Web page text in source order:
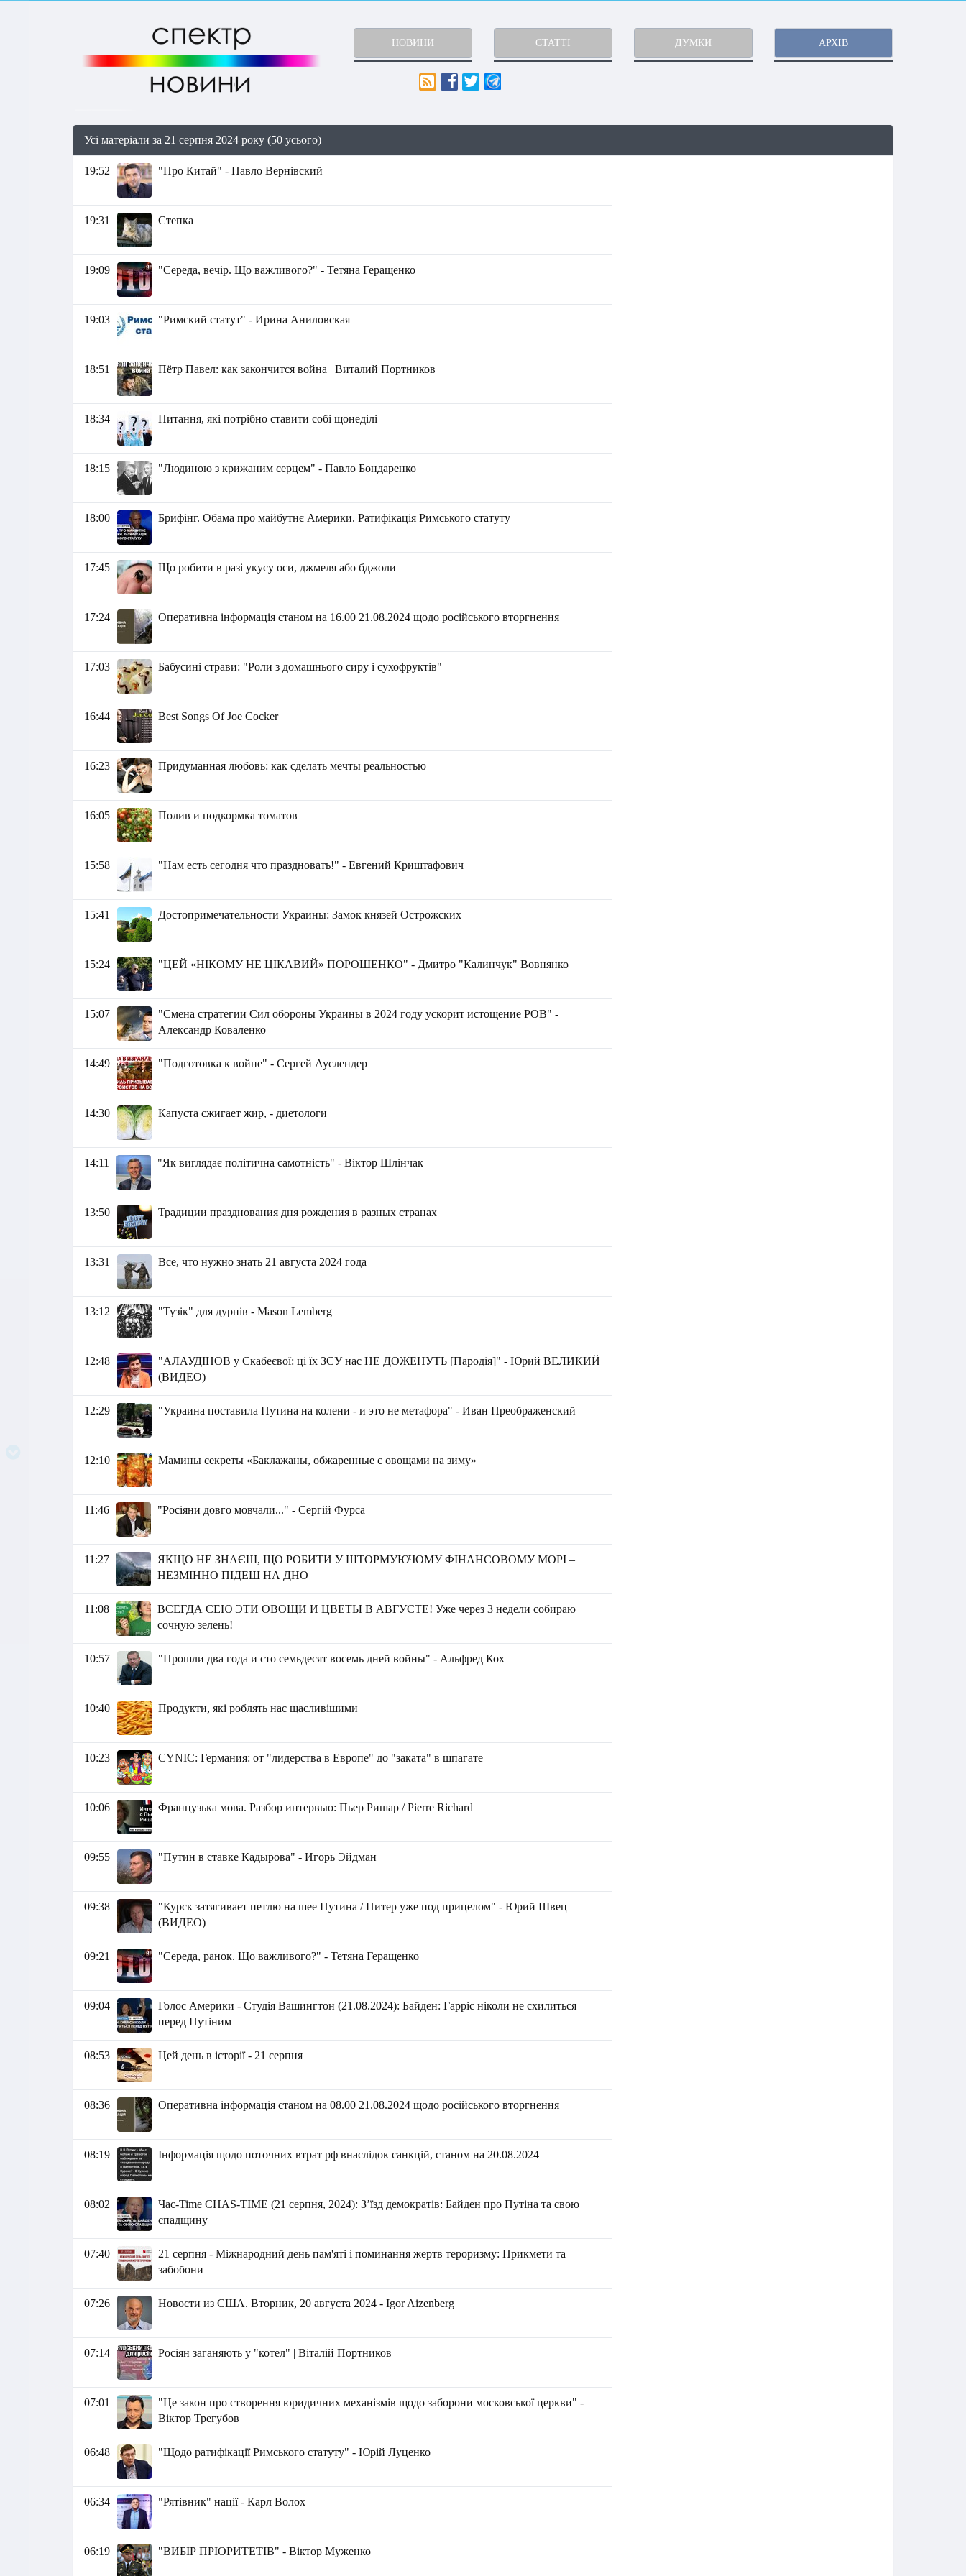
НОВИНИ СТАТТІ ДУМКИ АРХІВ
Усі матеріали за 21 серпня 2024 року (50 усього)
19:52 "Про Китай" - Павло Вернівский
19:31 Степка
19:09 "Середа, вечір. Що важливого?" - Тетяна Геращенко
19:03 "Римский статут" - Ирина Аниловская
18:51 Пётр Павел: как закончится война | Виталий Портников
18:34 Питання, які потрібно ставити собі щонеділі
18:15 "Людиною з крижаним серцем" - Павло Бондаренко
18:00 Брифінг. Обама про майбутнє Америки. Ратифікація Римського статуту
17:45 Що робити в разі укусу оси, джмеля або бджоли
17:24 Оперативна інформація станом на 16.00 21.08.2024 щодо російського вторгнення
17:03 Бабусині страви: "Роли з домашнього сиру і сухофруктів"
16:44 Best Songs Of Joe Cocker
16:23 Придуманная любовь: как сделать мечты реальностью
16:05 Полив и подкормка томатов
15:58 "Нам есть сегодня что праздновать!" - Евг ений Криштафович
15:41 Достопримечательности Украины: Замок князей Острожских
15:24 "ЦЕЙ «НІКОМУ НЕ ЦІКАВИЙ» ПОРОШЕНКО" - Дмитро "Калинчук" Вовнянко
15:07
"Cмена стратегии Сил обороны Украины в 2024 году ускорит истощение РОВ" -
Александр Коваленко
14:49 "Подготовка к войне" - Сергей Ауслендер
14:30 Капуста сжигает жир, - диетологи
14:11 "Як виглядає політична самотність" - Віктор Шлінчак
13:50 Традиции празднования дня рождения в разных странах
13:31 Все, что нужно знать 21 августа 2024 года
13:12 "Тузік" для дурнів - Маson Lemberg
12:48
"АЛАУДІНОВ у Скабеєвої: ці їх ЗСУ нас НЕ ДОЖЕНУТЬ [Пародія]" - Юрий ВЕЛИКИЙ
(ВИДЕО)
12:29 "Украина поставила Путина на колени - и это не метафора" - Иван Преображенский
12:10 Мамины секреты «Баклажаны, обжаренные с овощами на зиму»
11:46 "Росіяни довго мовчали..." - Сергій Фурса
11:27
ЯКЩО НЕ ЗНАЄШ, ЩО РОБИТИ У ШТОРМУЮЧОМУ ФІНАНСОВОМУ МОРІ –
НЕЗМІННО ПІДЕШ НА ДНО
11:08
ВСЕГДА СЕЮ ЭТИ ОВОЩИ И ЦВЕТЫ В АВГУСТЕ! Уже через 3 недели собираю
сочную зелень!
10:57 "Прошли два года и сто семьдесят восемь дней войны" - Альфред Кох
10:40 Продукти, які роблять нас щасливішими
10:23 СYNIC: Германия: от "лидерства в Европе" до "заката" в шпагате
10:06 Французька мова. Разбор интервью: Пьер Ришар / Pierre Richard
09:55 "Путин в ставке Кадырова" - Игорь Эйдман
09:38
"Курск затягивает петлю на шее Путина / Питер уже под прицелом" - Юрий Швец
(ВИДЕО)
09:21 "Середа, ранок. Що важливого?" - Тетяна Геращенко
09:04
Голос Америки - Студія Вашингтон (21.08.2024): Байден: Гарріс ніколи не схилиться
перед Путіним
08:53 Цей день в історії - 21 серпня
08:36 Оперативна інформація станом на 08.00 21.08.2024 щодо російського вторгнення
08:19 Інформація щодо поточних втрат рф внаслідок санкцій, станом на 20.08.2024
08:02
Час-Time CHAS-TIME (21 серпня, 2024): З’їзд демократів: Байден про Путіна та свою
спадщину
07:40
21 серпня - Міжнародний день пам'яті і поминання жертв тероризму: Прикмети та
забобони
07:26 Новости из США. Вторник, 20 августа 2024 - Igor Aizenberg
07:14 Росіян заганяють у "котел" | Віталій Портников
07:01
"Це закон про створення юридичних механізмів щодо заборони московської церкви" -
Віктор Трегубов
06:48 "Щодо ратифікації Римського статуту" - Юрій Луценко
06:34 "Рятівник" нації - Карл Волох
06:19 "ВИБІР ПРІОРИТЕТІВ" - Віктор Муженко